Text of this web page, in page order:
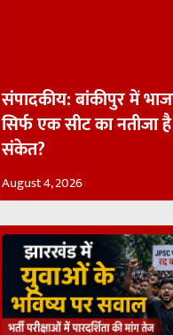
संपादकीय: बांकीपुर में
सिर्फ एक सीट का नतीजा
संकेत?
August 4, 2026